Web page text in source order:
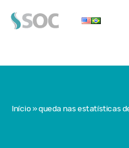
Início»queda nas estatísticas